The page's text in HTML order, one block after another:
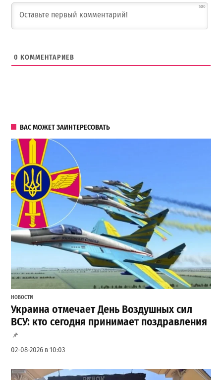
500
0 КОММЕНТАРИЕВ
ВАС МОЖЕТ ЗАИНТЕРЕСОВАТЬ
НОВОСТИ
Украина отмечает День Воздушных сил
ВСУ: кто сегодня принимает поздравления
02-08-2026 в 10:03